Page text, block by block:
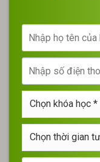
họ
tên
của
bạn
*
số
điện
thoại
khóa
học
thời
gian